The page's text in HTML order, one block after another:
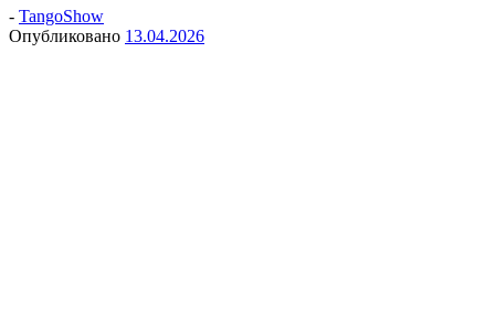
- TangoShow
Опубликовано 13.04.2026